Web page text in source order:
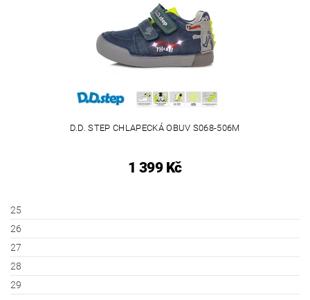
D.D. STEP CHLAPECKÁ OBUV S068-506M
1 399 Kč
25
26
27
28
29